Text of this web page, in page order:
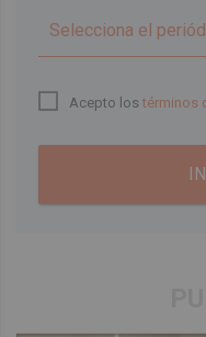
Acepto lostérminos